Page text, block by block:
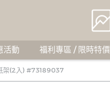
活動 福利專區 / 限時特價
架(2入) #73189037